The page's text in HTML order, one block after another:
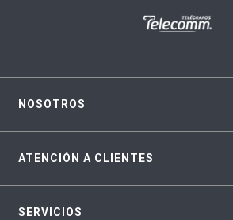
NOSOTROS
ATENCIÓN A CLIENTES
SERVICIOS